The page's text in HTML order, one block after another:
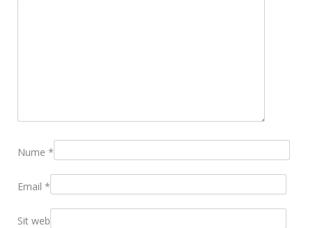
Nume *
Email *
Sit web